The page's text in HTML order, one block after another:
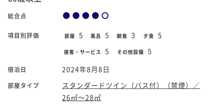
総合点
項目別評価 部屋 5 風呂 5 朝食 3 夕食 5
接客・サービス 5 その他設備 5
宿泊日 2024年8月8日
部屋タイプ
スタンダードツイン（バス付）（禁煙）／
26㎡～28㎡